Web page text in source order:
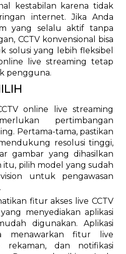
kestabilan karena tidak
internet. Jika Anda
yang selalu aktif tanpa
CCTV konvensional bisa
solusi yang lebih fleksibel
live streaming tetap
pengguna.
online live streaming
pertimbangan
Pertama-tama, pastikan
resolusi tinggi,
gambar yang dihasilkan
itu, pilih model yang sudah
untuk pengawasan
fitur akses live CCTV
menyediakan aplikasi
digunakan. Aplikasi
menawarkan fitur live
rekaman, dan notifikasi